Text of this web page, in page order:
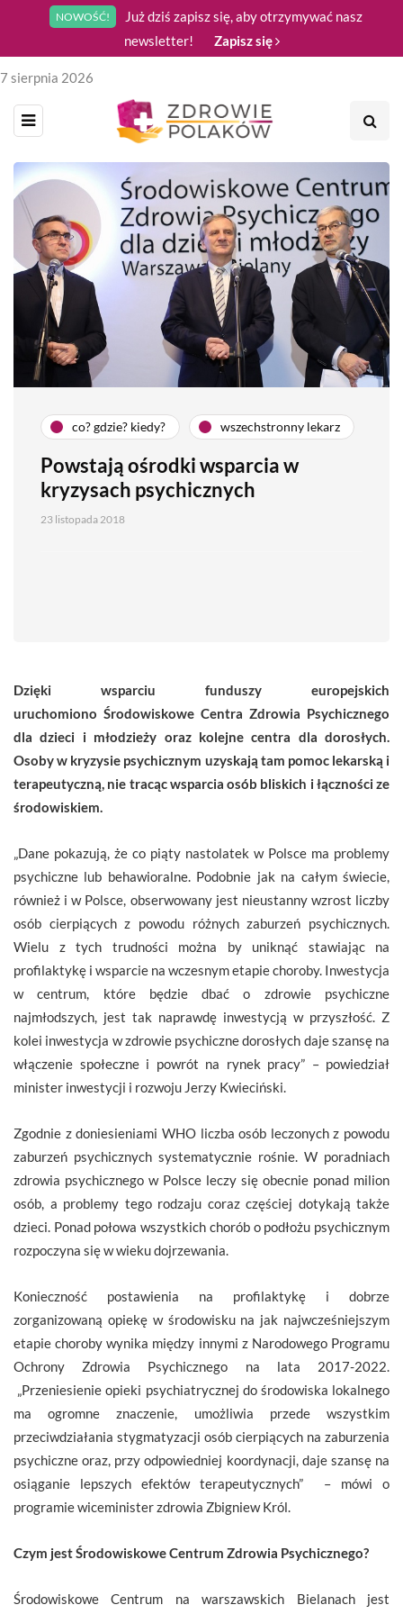
NOWOŚĆ!
Już dziś zapisz się, aby otrzymywać nasz
newsletter!
Zapisz się
7 sierpnia 2026
co? gdzie? kiedy? wszechstronny lekarz
Powstają ośrodki wsparcia w
kryzysach psychicznych
23 listopada 2018
Dzięki wsparciu funduszy europejskich
uruchomiono Środowiskowe Centra Zdrowia Psychicznego
dla dzieci i młodzieży oraz kolejne centra dla dorosłych.
Osoby w kryzysie psychicznym uzyskają tam pomoc lekarską i
terapeutyczną, nie tracąc wsparcia osób bliskich i łączności ze
środowiskiem.
„Dane pokazują, że co piąty nastolatek w Polsce ma problemy
psychiczne lub behawioralne. Podobnie jak na całym świecie,
również i w Polsce, obserwowany jest nieustanny wzrost liczby
osób cierpiących z powodu różnych zaburzeń psychicznych.
Wielu z tych trudności można by uniknąć stawiając na
profilaktykę i wsparcie na wczesnym etapie choroby. Inwestycja
w centrum, które będzie dbać o zdrowie psychiczne
najmłodszych, jest tak naprawdę inwestycją w przyszłość. Z
kolei inwestycja w zdrowie psychiczne dorosłych daje szansę na
włączenie społeczne i powrót na rynek pracy” – powiedział
minister inwestycji i rozwoju Jerzy Kwieciński.
Zgodnie z doniesieniami WHO liczba osób leczonych z powodu
zaburzeń psychicznych systematycznie rośnie. W poradniach
zdrowia psychicznego w Polsce leczy się obecnie ponad milion
osób, a problemy tego rodzaju coraz częściej dotykają także
dzieci. Ponad połowa wszystkich chorób o podłożu psychicznym
rozpoczyna się w wieku dojrzewania.
Konieczność postawienia na profilaktykę i dobrze
zorganizowaną opiekę w środowisku na jak najwcześniejszym
etapie choroby wynika między innymi z Narodowego Programu
Ochrony Zdrowia Psychicznego na lata 2017-2022.
„Przeniesienie opieki psychiatrycznej do środowiska lokalnego
ma ogromne znaczenie, umożliwia przede wszystkim
przeciwdziałania stygmatyzacji osób cierpiących na zaburzenia
psychiczne oraz, przy odpowiedniej koordynacji, daje szansę na
osiąganie lepszych efektów terapeutycznych” – mówi o
programie wiceminister zdrowia Zbigniew Król.
Czym jest Środowiskowe Centrum Zdrowia Psychicznego?
Środowiskowe Centrum na warszawskich Bielanach jest